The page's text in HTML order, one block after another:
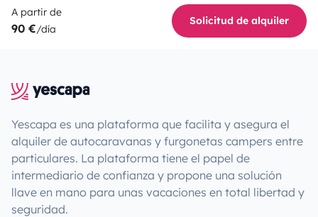
A partir de
90 €/día
Solicitud de alquiler
Yescapa es una plataforma que facilita y asegura el
alquiler de autocaravanas y furgonetas campers entre
particulares. La plataforma tiene el papel de
intermediario de confianza y propone una solución
llave en mano para unas vacaciones en total libertad y
seguridad.